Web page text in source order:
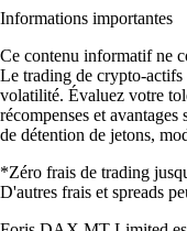
Informations importantes
Ce contenu informatif ne
Le trading de crypto-actifs
volatilité. Évaluez votre
récompenses et
de détention de jetons,
*Zéro frais de trading
D'autres frais et spreads